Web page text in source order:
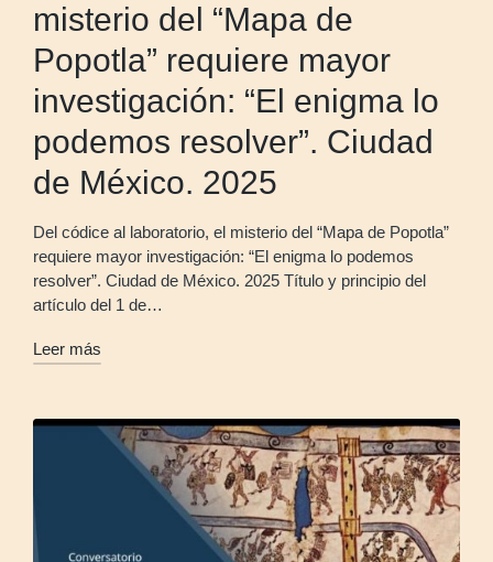
misterio del “Mapa de
Popotla” requiere mayor
investigación: “El enigma lo
podemos resolver”. Ciudad
de México. 2025
Del códice al laboratorio, el misterio del “Mapa de Popotla”
requiere mayor investigación: “El enigma lo podemos
resolver”. Ciudad de México. 2025 Título y principio del
artículo del 1 de…
Leer más